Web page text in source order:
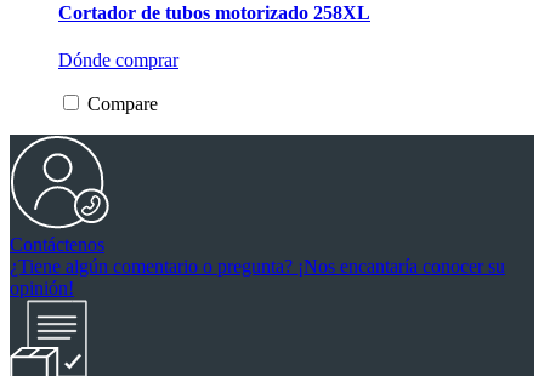
5
Cortador de tubos motorizado 258XL
Dónde comprar
Compare
Contáctenos
¿Tiene algún comentario o pregunta? ¡Nos encantaría conocer su
opinión!